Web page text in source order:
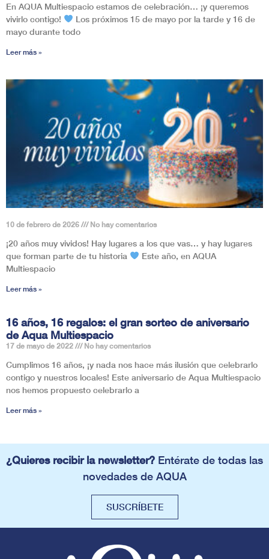
En AQUA Multiespacio estamos de celebración… ¡y queremos
vivirlo contigo!
Los próximos 15 de mayo por la tarde y 16 de
mayo durante todo
Leer más »
10 de febrero de 2026 No hay comentarios
¡20 años muy vividos! Hay lugares a los que vas… y hay lugares
que forman parte de tu historia
Este año, en AQUA
Multiespacio
Leer más »
16 años, 16 regalos: el gran sorteo de aniversario
de Aqua Multiespacio
17 de mayo de 2022 No hay comentarios
Cumplimos 16 años, ¡y nada nos hace más ilusión que celebrarlo
contigo y nuestros locales! Este aniversario de Aqua Multiespacio
nos hemos propuesto celebrarlo a
Leer más »
¿Quieres recibir la newsletter? Entérate de todas las
novedades de AQUA
SUSCRÍBETE